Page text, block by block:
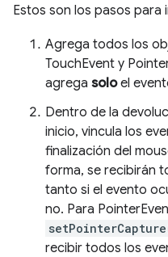
Estos son los pasos para
Agrega todos los
TouchEvent y
agrega soloel
Dentro de la
inicio, vincula los
finalización del
forma, se recibirán
tanto si el evento
no. Para
recibir todos los